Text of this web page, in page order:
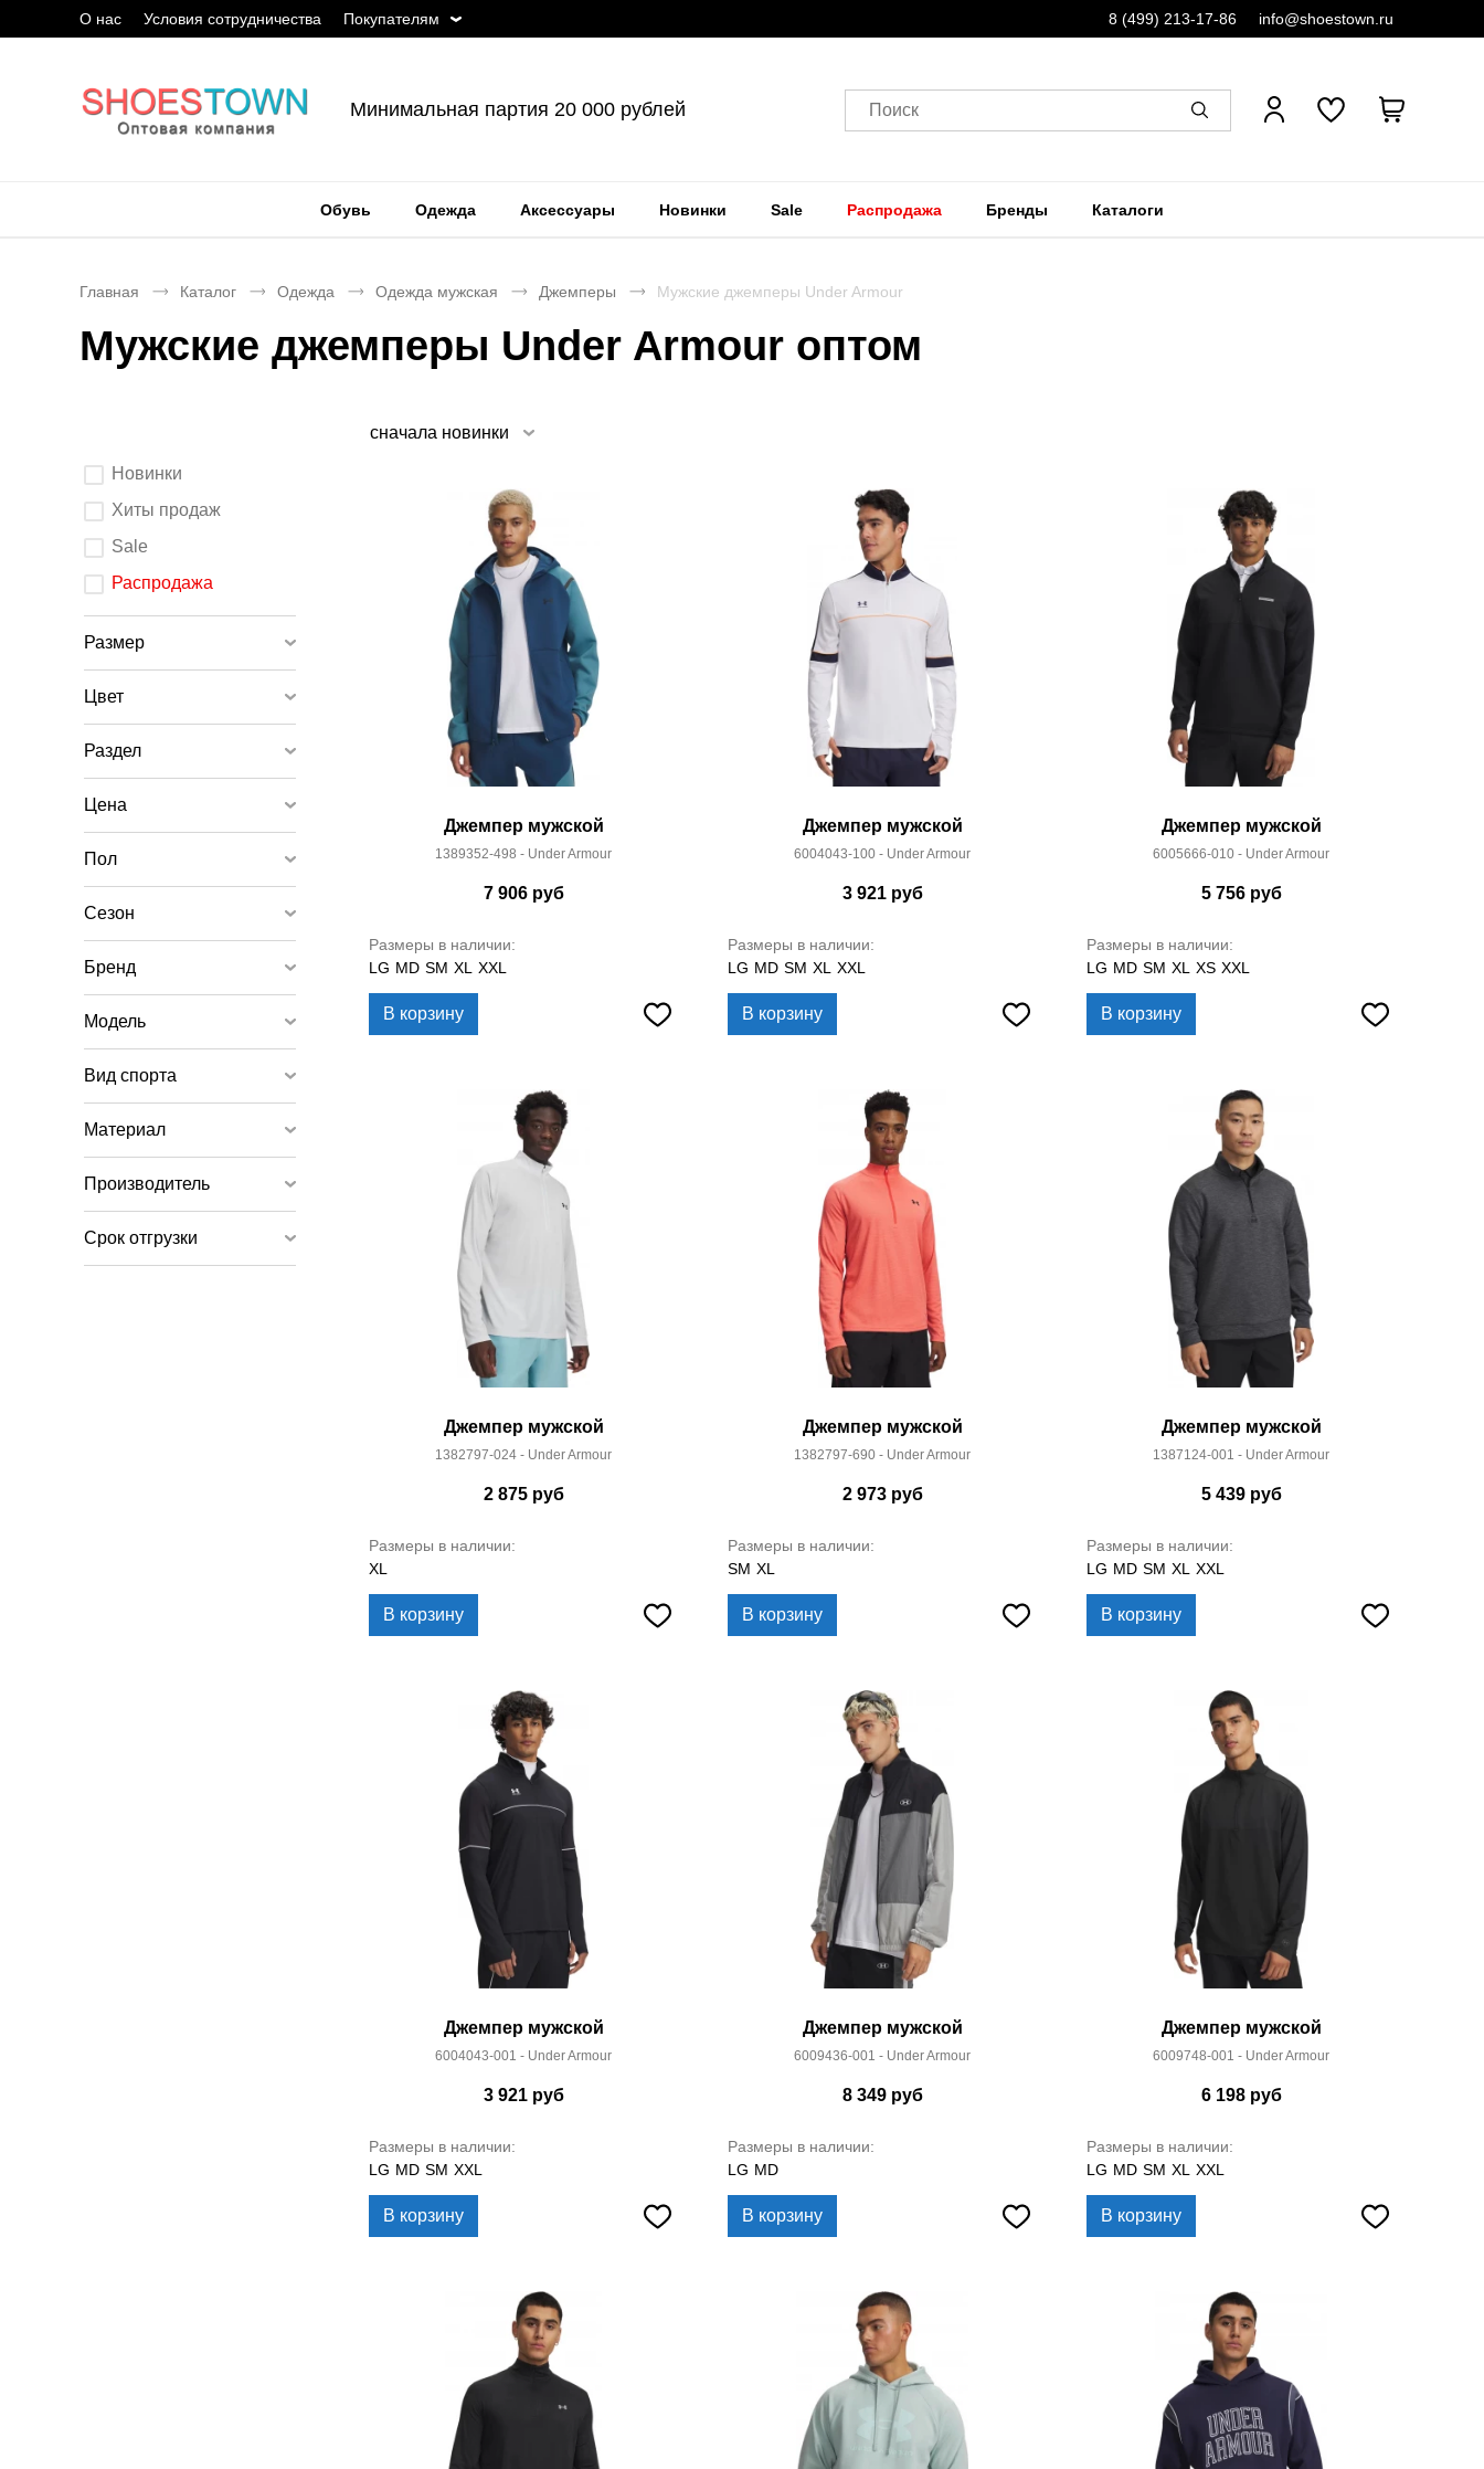
О нас Условия сотрудничества Покупателям 8 (499) 213-17-86 info@shoestown.ru
Минимальная партия 20 000 рублей Поиск
Обувь Одежда Аксессуары Новинки Sale Распродажа Бренды Каталоги
Главная Каталог Одежда Одежда мужская Джемперы Мужские джемперы Under Armour
Мужские джемперы Under Armour оптом
Выберите
параметры
После
изменения
элемента
ввода
обновится.
Новинки
Хиты продаж
Sale
Распродажа
Размер
Цвет
Раздел
Цена
Пол
Сезон
Бренд
Модель
Вид спорта
Материал
Производитель
Срок отгрузки
сначала новинки
Джемпер мужской
1389352-498 - Under Armour
7 906руб
Размеры в наличии:
LG MD SM XL XXL
В корзину
Джемпер мужской
6004043-100 - Under Armour
3 921руб
Размеры в наличии:
LG MD SM XL XXL
В корзину
Джемпер мужской
6005666-010 - Under Armour
5 756руб
Размеры в наличии:
LG MD SM XL XS XXL
В корзину
Джемпер мужской
1382797-024 - Under Armour
2 875руб
Размеры в наличии:
XL
В корзину
Джемпер мужской
1382797-690 - Under Armour
2 973руб
Размеры в наличии:
SM XL
В корзину
Джемпер мужской
1387124-001 - Under Armour
5 439руб
Размеры в наличии:
LG MD SM XL XXL
В корзину
Джемпер мужской
6004043-001 - Under Armour
3 921руб
Размеры в наличии:
LG MD SM XXL
В корзину
Джемпер мужской
6009436-001 - Under Armour
8 349руб
Размеры в наличии:
LG MD
В корзину
Джемпер мужской
6009748-001 - Under Armour
6 198руб
Размеры в наличии:
LG MD SM XL XXL
В корзину